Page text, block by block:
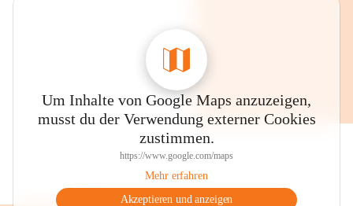
Um Inhalte von Google Maps anzuzeigen,
musst du der Verwendung externer Cookies
zustimmen.
https://www.google.com/maps
Mehr erfahren
Akzeptieren und anzeigen